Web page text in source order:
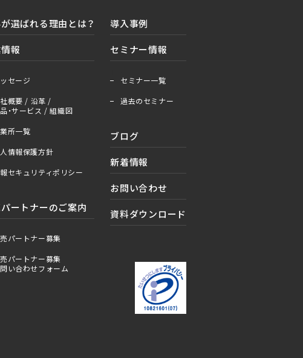
選ばれる理由とは？
報
セージ
概要 / 沿革 /
・サービス / 組織図
所一覧
情報保護方針
セキュリティポリシー
ートナーのご案内
パートナー募集
パートナー募集
い合わせフォーム
導入事例
セミナー情報
セミナー一覧
過去のセミナー
ブログ
新着情報
お問い合わせ
資料ダウンロード